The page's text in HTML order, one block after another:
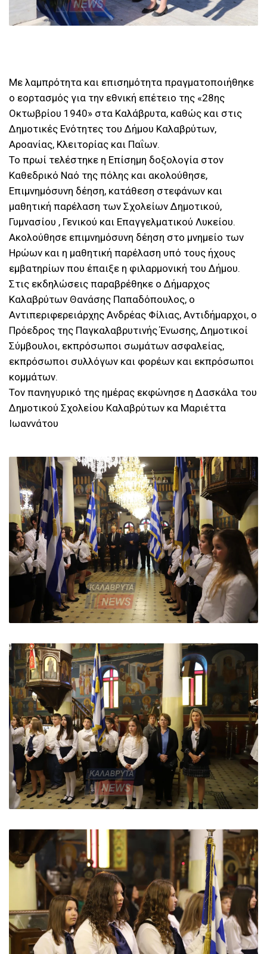
Με λαμπρότητα και επισημότητα πραγματοποιήθηκε
ο εορτασμός για την εθνική επέτειο της «28ης
Οκτωβρίου 1940» στα Καλάβρυτα, καθώς και στις
Δημοτικές Ενότητες του Δήμου Καλαβρύτων,
Αροανίας, Κλειτορίας και Παΐων.
Το πρωί τελέστηκε η Επίσημη δοξολογία στον
Καθεδρικό Ναό της πόλης και ακολούθησε,
Επιμνημόσυνη δέηση, κατάθεση στεφάνων και
μαθητική παρέλαση των Σχολείων Δημοτικού,
Γυμνασίου , Γενικού και Επαγγελματικού Λυκείου.
Ακολούθησε επιμνημόσυνη δέηση στο μνημείο των
Ηρώων και η μαθητική παρέλαση υπό τους ήχους
εμβατηρίων που έπαιξε η φιλαρμονική του Δήμου.
Στις εκδηλώσεις παραβρέθηκε ο Δήμαρχος
Καλαβρύτων Θανάσης Παπαδόπουλος, ο
Αντιπεριφερειάρχης Ανδρέας Φίλιας, Αντιδήμαρχοι, ο
Πρόεδρος της Παγκαλαβρυτινής Ένωσης, Δημοτικοί
Σύμβουλοι, εκπρόσωποι σωμάτων ασφαλείας,
εκπρόσωποι συλλόγων και φορέων και εκπρόσωποι
κομμάτων.
Τον πανηγυρικό της ημέρας εκφώνησε η Δασκάλα του
Δημοτικού Σχολείου Καλαβρύτων κα Μαριέττα
Ιωαννάτου